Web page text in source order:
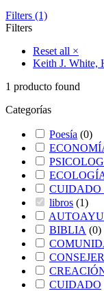
Filters (1)
Filters
Reset all ×
Keith J. White,
1 producto found
Categorías
Poesía (0)
CUIDADO
libros (1)
BIBLIA (0)
CUIDADO